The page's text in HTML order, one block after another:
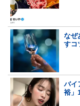
なぜ
すコ
バイ
裕」